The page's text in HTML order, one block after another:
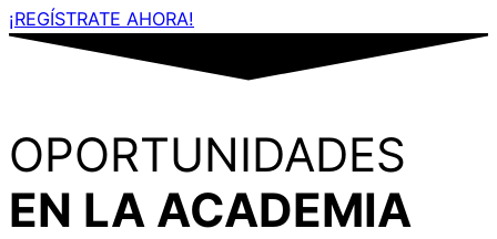
¡REGÍSTRATE AHORA!
OPORTUNIDADES
EN LA ACADEMIA